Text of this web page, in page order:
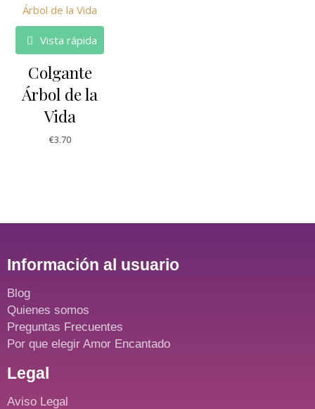
Vista rápida
Colgante
Árbol de la
Vida
€3.70
Información al usuario
Blog
Quienes somos
Preguntas Frecuentes
Por que elegir Amor Encantado
Legal
Aviso Legal